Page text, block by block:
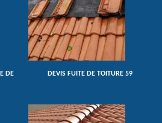
DE
DEVIS FUITE DE TOITURE 59